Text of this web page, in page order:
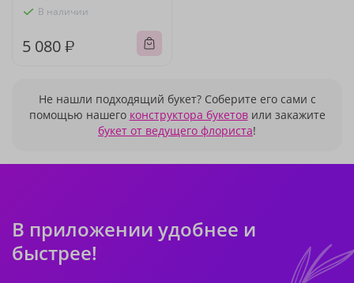
В наличии
5 080 ₽
Не нашли подходящий букет? Соберите его сами с
помощью нашего конструктора букетовили закажите
букет от ведущего флориста!
В приложении удобнее и
быстрее!